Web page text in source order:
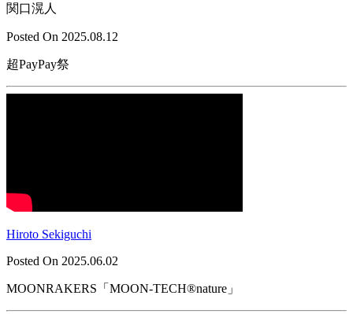
関口滉人
Posted On 2025.08.12
超PayPay祭
Hiroto Sekiguchi
Posted On 2025.06.02
MOONRAKERS「MOON-TECH®nature」